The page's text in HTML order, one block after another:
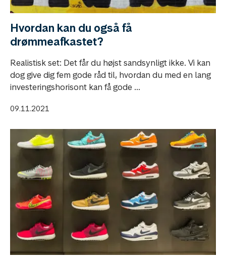
Hvordan kan du også få
drømmeafkastet?
Realistisk set: Det får du højst sandsynligt ikke. Vi kan
dog give dig fem gode råd til, hvordan du med en lang
investeringshorisont kan få gode ...
09.11.2021